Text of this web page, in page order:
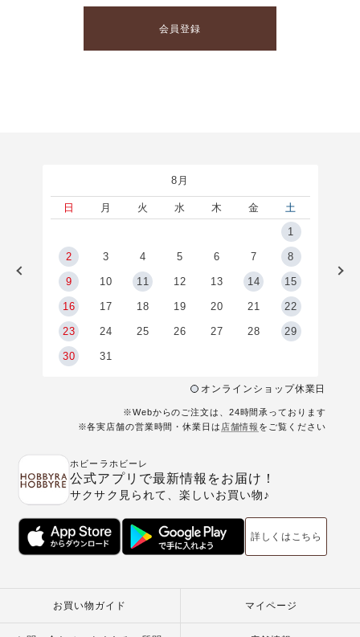
会員登録
8月
日 月 火 水 木 金
土
1
2 3 4 5 6 7 8
9 10 11 12 13 14 15
16 17 18 19 20 21 22
23 24 25 26 27 28 29
30 31
オンラインショップ休業日
※Webからのご注文は、24時間承っております
※各実店舗の営業時間・休業日は 店舗情報 をご覧ください
ホビーラホビーレ
公式アプリで最新情報をお届け！
サクサク見られて、楽しいお買い物♪
詳しくはこちら
お買い物ガイド マイページ